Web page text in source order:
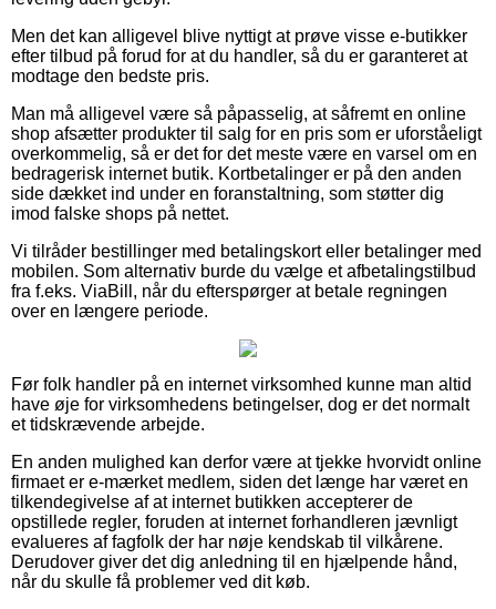
Men det kan alligevel blive nyttigt at prøve visse e-butikker
efter tilbud på forud for at du handler, så du er garanteret at
modtage den bedste pris.
Man må alligevel være så påpasselig, at såfremt en online
shop afsætter produkter til salg for en pris som er uforståeligt
overkommelig, så er det for det meste være en varsel om en
bedragerisk internet butik. Kortbetalinger er på den anden
side dækket ind under en foranstaltning, som støtter dig
imod falske shops på nettet.
Vi tilråder bestillinger med betalingskort eller betalinger med
mobilen. Som alternativ burde du vælge et afbetalingstilbud
fra f.eks. ViaBill, når du efterspørger at betale regningen
over en længere periode.
Før folk handler på en internet virksomhed kunne man altid
have øje for virksomhedens betingelser, dog er det normalt
et tidskrævende arbejde.
En anden mulighed kan derfor være at tjekke hvorvidt online
firmaet er e-mærket medlem, siden det længe har været en
tilkendegivelse af at internet butikken accepterer de
opstillede regler, foruden at internet forhandleren jævnligt
evalueres af fagfolk der har nøje kendskab til vilkårene.
Derudover giver det dig anledning til en hjælpende hånd,
når du skulle få problemer ved dit køb.